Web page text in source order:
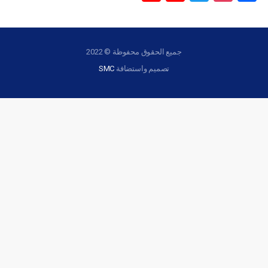
جميع الحقوق محفوظة © 2022
تصميم واستضافة SMC